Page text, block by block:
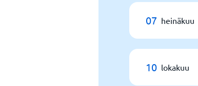
07 heinäkuu
10 lokakuu